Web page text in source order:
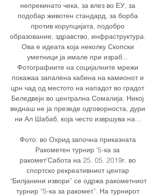
непрекинато чека, за влез во ЕУ, за
подобар животен стандард, за борба
против корупцијата, подобро
образование, здравство, инфраструктура.
Ова е идеата која неколку Скопски
уметници ја имале при израб...
Фотографиите на социјалните мрежи
покажаа запалена кабина на камионот и
црн чад од местото на нападот во градот
Беледвејн во централна Сомалија. Никој
веднаш не ја презеде одговорноста, дури
ни Ал Шабаб, која често извршува на...
Фото: во Охрид започна приказната
Ракометен турнир '5-ка за
ракомет'Сабота на 25. 05. 2019г. во
спортско рекреативниот центар
“Билјанини извори” се одржа ракометниот
турнир “5-ка за ракомет”. На турнирот